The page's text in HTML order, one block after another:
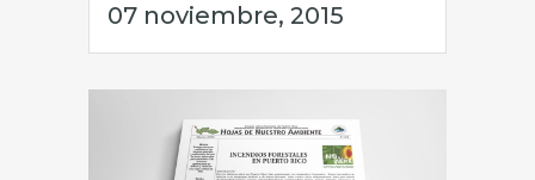
07 noviembre, 2015